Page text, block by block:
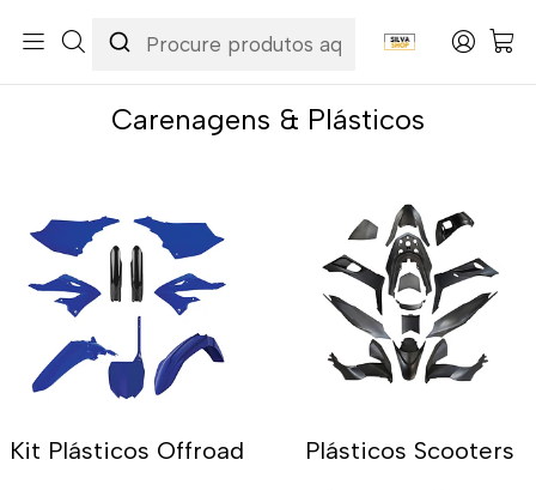
Carenagens & Plásticos
Carenagens & Plásticos
Kit Plásticos Offroad Plásticos Scooters